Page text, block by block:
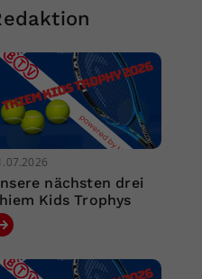
nächsten drei
Kids Trophys